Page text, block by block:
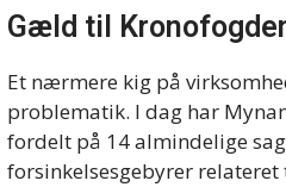
Gæld til
Et nærmere kig på
problematik. I dag har
fordelt på 14 almindelige
forsinkelsesgebyrer relateret